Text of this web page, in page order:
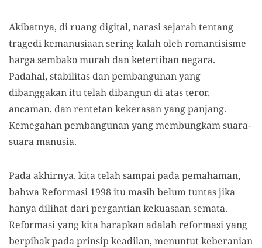
Akibatnya, di ruang digital, narasi sejarah tentang
tragedi kemanusiaan sering kalah oleh romantisisme
harga sembako murah dan ketertiban negara.
Padahal, stabilitas dan pembangunan yang
dibanggakan itu telah dibangun di atas teror,
ancaman, dan rentetan kekerasan yang panjang.
Kemegahan pembangunan yang membungkam suara-
suara manusia.
Pada akhirnya, kita telah sampai pada pemahaman,
bahwa Reformasi 1998 itu masih belum tuntas jika
hanya dilihat dari pergantian kekuasaan semata.
Reformasi yang kita harapkan adalah reformasi yang
berpihak pada prinsip keadilan, menuntut keberanian